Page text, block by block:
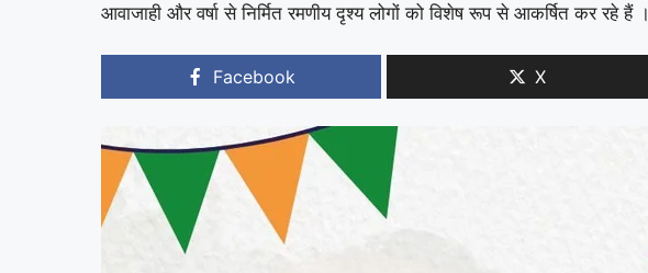
आवाजाही और वर्षा से निर्मित रमणीय दृश्य लोगों को विशेष रूप से आकर्षित कर रहे हैं ।
Facebook X